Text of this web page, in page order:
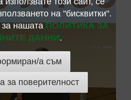
на "бисквитки".
за нашатаПОЛИТИКА ЗА
ДАННИ.
а съм
за поверителност